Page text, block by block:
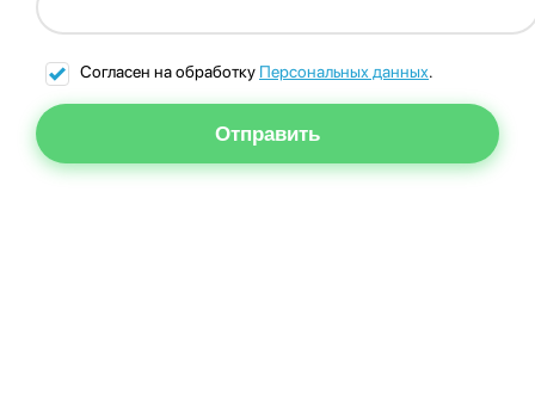
Согласен на обработку Персональных данных.
Отправить